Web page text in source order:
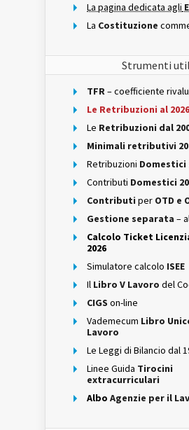
La pagina dedicata agli
La Costituzione
Strumenti
TFR– coefficiente
Le Retribuzioni al 2026
Le Retribuzioni dal
Minimali retributivi
Retribuzioni Domestici
Contributi Domestici
Contributi per OTD e
Gestione separata –
Calcolo Ticket
2026
Simulatore calcolo ISEE
Il Libro V Lavoro del
CIGS on-line
Vademecum Libro
Lavoro
Le Leggi di Bilancio dal
Linee Guida Tirocini
extracurriculari
Albo Agenzie per il